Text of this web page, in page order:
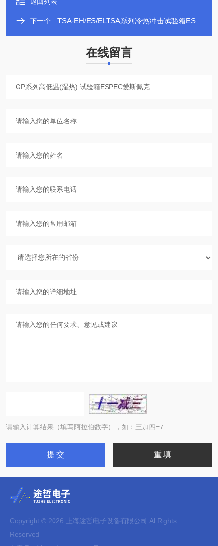
下一个： TSA-EH/ES/ELTSA系列冷热冲击试验箱ESPEC爱斯佩克
在线留言
请输入计算结果（填写阿拉伯数字），如：三加四=7
Copyright © 2026 上海途哲电子设备有限公司 Al Rights
Reserved